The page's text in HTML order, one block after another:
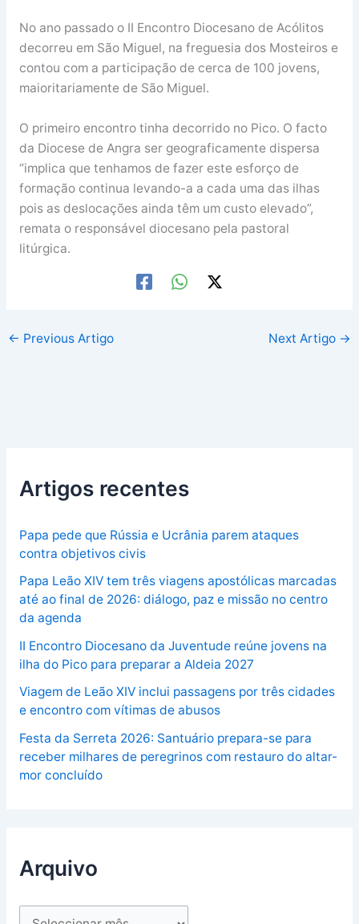
No ano passado o II Encontro Diocesano de Acólitos
decorreu em São Miguel, na freguesia dos Mosteiros e
contou com a participação de cerca de 100 jovens,
maioritariamente de São Miguel.
O primeiro encontro tinha decorrido no Pico. O facto
da Diocese de Angra ser geograficamente dispersa
“implica que tenhamos de fazer este esforço de
formação continua levando-a a cada uma das ilhas
pois as deslocações ainda têm um custo elevado”,
remata o responsável diocesano pela pastoral
litúrgica.
← Previous Artigo Next Artigo →
Artigos recentes
Papa pede que Rússia e Ucrânia parem ataques
contra objetivos civis
Papa Leão XIV tem três viagens apostólicas marcadas
até ao final de 2026: diálogo, paz e missão no centro
da agenda
II Encontro Diocesano da Juventude reúne jovens na
ilha do Pico para preparar a Aldeia 2027
Viagem de Leão XIV inclui passagens por três cidades
e encontro com vítimas de abusos
Festa da Serreta 2026: Santuário prepara-se para
receber milhares de peregrinos com restauro do altar-
mor concluído
Arquivo